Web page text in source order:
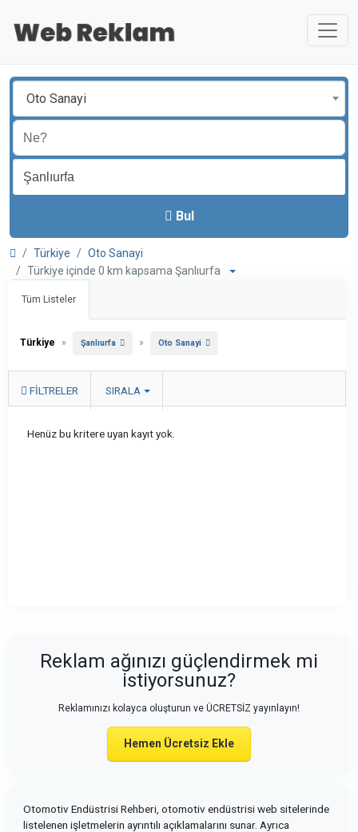
Oto Sanayi
Bul
Türkiye
Oto Sanayi
Türkiye içinde 0 km kapsama Şanlıurfa
Tüm Listeler
Türkiye » Şanlıurfa » Oto Sanayi
FILTRELER SIRALA
Henüz bu kritere uyan kayıt yok.
Reklam ağınızı güçlendirmek mi
istiyorsunuz?
Reklamınızı kolayca oluşturun ve ÜCRETSİZ yayınlayın!
Hemen Ücretsiz Ekle
Otomotiv Endüstrisi Rehberi, otomotiv endüstrisi web sitelerinde
listelenen işletmelerin ayrıntılı açıklamalarını sunar. Ayrıca